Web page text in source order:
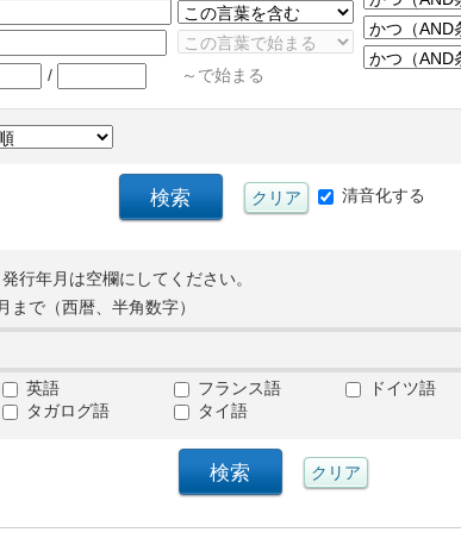
/ ～で始まる
清音化する
行年月は空欄にしてください。
月まで（西暦、半角数字）
英語 フランス語 ドイツ語
タガログ語 タイ語